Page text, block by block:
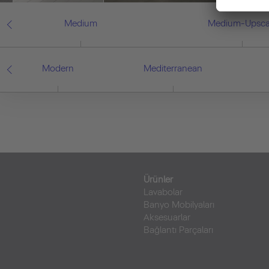
Medium Medium-
Modern Mediterranean
Ürünler
Lavabolar
Banyo Mobilyaları
Aksesuarlar
Bağlantı Parçaları